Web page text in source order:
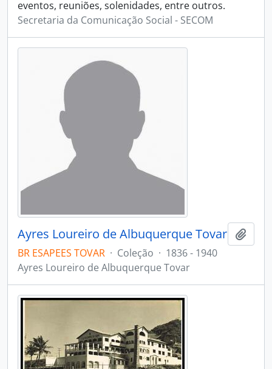
eventos, reuniões, solenidades, entre outros.
Secretaria da Comunicação Social - SECOM
Ayres Loureiro de Albuquerque Tovar
BR ESAPEES TOVAR · Coleção · 1836 - 1940
Ayres Loureiro de Albuquerque Tovar